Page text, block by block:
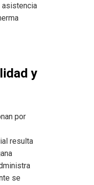
y
por
resulta
se